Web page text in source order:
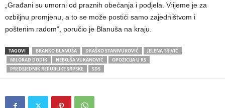
„Građani su umorni od praznih obećanja i podjela. Vrijeme je za
ozbiljnu promjenu, a to se može postići samo zajedništvom i
poštenim radom“, poručio je Blanuša na kraju.
TAGOVI BRANKO BLANUŠA DRAŠKO STANIVUKOVIĆ
JELENA TRIVIĆ
MILORAD DODIK
NEBOJŠA VUKANOVIĆ
OPOZICIJA U RS
PREDSJEDNIK REPUBLIKE SRPSKE
SDS